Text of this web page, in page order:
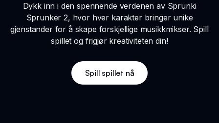
Dykk inn i den spennende verdenen av Sprunki
Sprunker 2, hvor hver karakter bringer unike
gjenstander for å skape forskjellige musikkmikser. Spill
spillet og frigjør kreativiteten din!
Spill spillet nå